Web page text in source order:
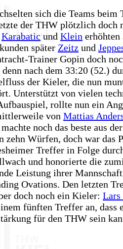
sich die Teams beim
der THW plötzlich doch
Karabatic und Klein
später Zeitz und
Trainer Gopin doch
nach dem 33:20 (52.)
der Kieler, die nun
Unterstützt von vielen
rollte nun ein
von Mattias
noch das beste aus
zehn Würfen, doch war das
Treffer in Folge
und honorierte die
Leistung ihrer
Ovations. Den letzten
doch noch ein Kieler: Lars
fünften Treffer an, dass
für den THW sein